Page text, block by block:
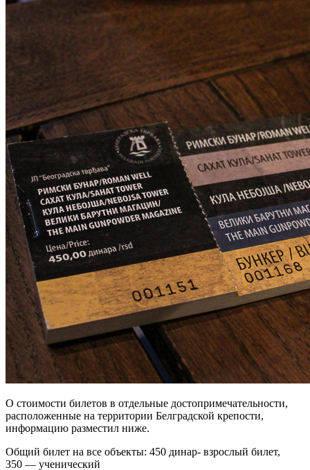
О стоимости билетов в отдельные достопримечательности,
расположенные на территории Белградской крепости,
информацию разместил ниже.
Общий билет на все объекты: 450 динар- взрослый билет,
350 — ученический